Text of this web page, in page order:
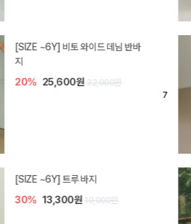
[SIZE ~6Y] 라핀 카프리 팬츠
30%
엘로디 니트 아기 바지
20% 16,000원 20,000원